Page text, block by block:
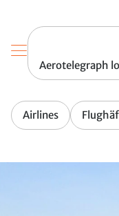
Aerotelegraph
Airlines